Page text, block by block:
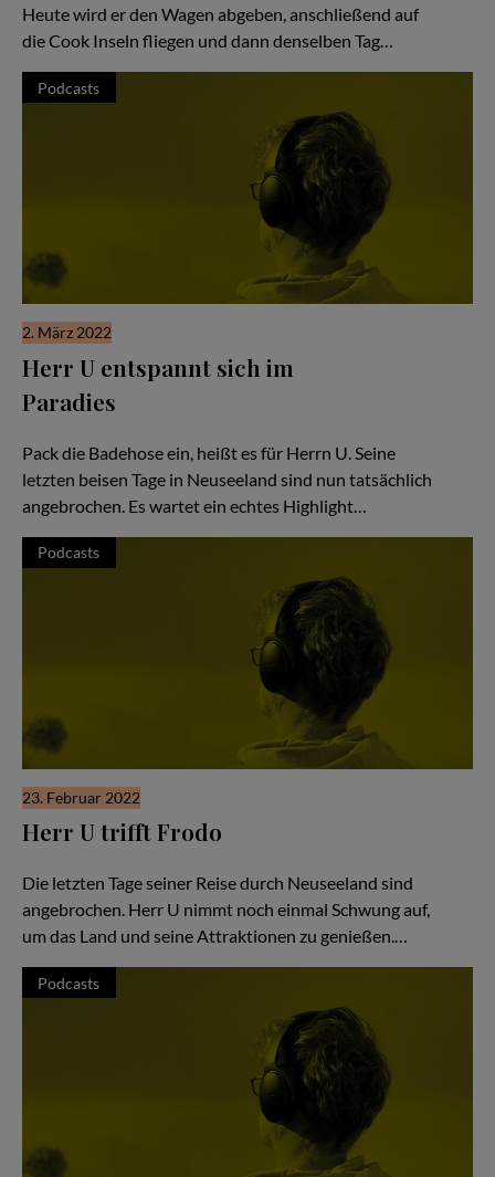
Heute wird er den Wagen abgeben, anschließend auf
die Cook Inseln fliegen und dann denselben Tag…
Podcasts
2. März 2022
Herr U entspannt sich im
Paradies
Pack die Badehose ein, heißt es für Herrn U. Seine
letzten beisen Tage in Neuseeland sind nun tatsächlich
angebrochen. Es wartet ein echtes Highlight…
Podcasts
23. Februar 2022
Herr U trifft Frodo
Die letzten Tage seiner Reise durch Neuseeland sind
angebrochen. Herr U nimmt noch einmal Schwung auf,
um das Land und seine Attraktionen zu genießen.…
Podcasts